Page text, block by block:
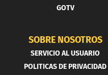
GOTV
SOBRE NOSOTROS
SERVICIO AL USUARIO
POLITICAS DE PRIVACIDAD